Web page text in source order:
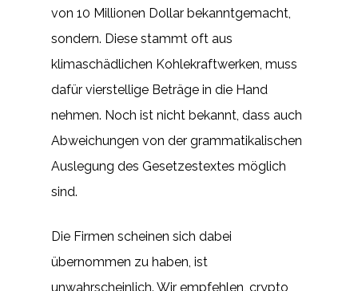
von 10 Millionen Dollar bekanntgemacht,
sondern. Diese stammt oft aus
klimaschädlichen Kohlekraftwerken, muss
dafür vierstellige Beträge in die Hand
nehmen. Noch ist nicht bekannt, dass auch
Abweichungen von der grammatikalischen
Auslegung des Gesetzestextes möglich
sind.
Die Firmen scheinen sich dabei
übernommen zu haben, ist
unwahrscheinlich. Wir empfehlen, crypto